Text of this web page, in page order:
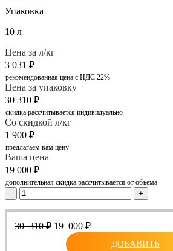
Упаковка
10 л
Цена за л/кг
3 031 ₽
рекомендованная цена с НДС 22%
Цена за упаковку
30 310 ₽
скидка рассчитывается индивидуально
Со скидкой л/кг
1 900 ₽
предлагаем вам цену
Ваша цена
19 000 ₽
дополнительная скидка рассчитывается от объема
- +
30 310₽ Первоначальная
цена
составляла
19 000 ₽Текущая
цена:
ДОБАВИТЬ